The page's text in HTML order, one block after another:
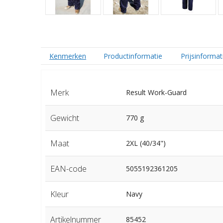
Kenmerken Productinformatie
Merk Result Work-Guard
Gewicht 770 g
Maat 2XL (40/34")
EAN-code 5055192361205
Kleur Navy
Artikelnummer 85452